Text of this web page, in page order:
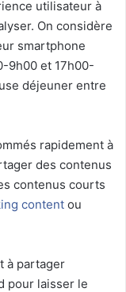
utilisateur à
On considère
smartphone
9h00 et 17h00-
déjeuner entre
rapidement à
des contenus
contenus courts
content ou
à partager
pour laisser le